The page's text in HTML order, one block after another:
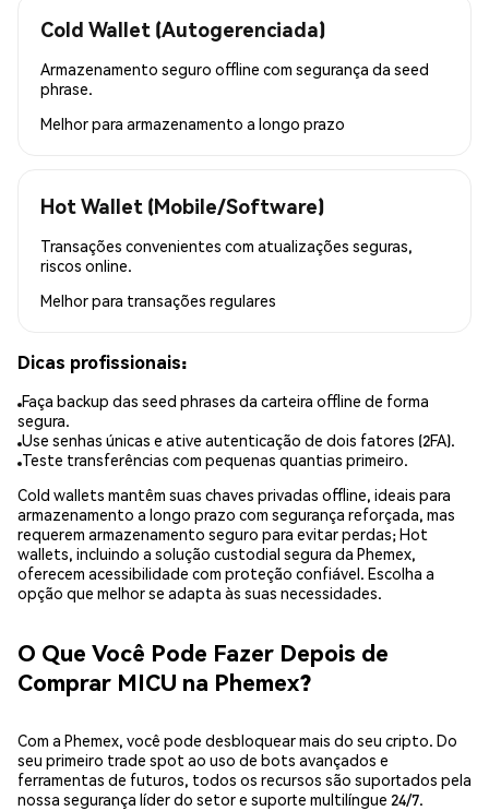
Cold Wallet (Autogerenciada)
Armazenamento seguro offline com segurança da seed
phrase.
Melhor para armazenamento a longo prazo
Hot Wallet (Mobile/Software)
Transações convenientes com atualizações seguras,
riscos online.
Melhor para transações regulares
Dicas profissionais:
Faça backup das seed phrases da carteira offline de forma
segura.
Use senhas únicas e ative autenticação de dois fatores (2FA).
Teste transferências com pequenas quantias primeiro.
Cold wallets mantêm suas chaves privadas offline, ideais para
armazenamento a longo prazo com segurança reforçada, mas
requerem armazenamento seguro para evitar perdas; Hot
wallets, incluindo a solução custodial segura da Phemex,
oferecem acessibilidade com proteção confiável. Escolha a
opção que melhor se adapta às suas necessidades.
O Que Você Pode Fazer Depois de
Comprar MICU na Phemex?
Com a Phemex, você pode desbloquear mais do seu cripto. Do
seu primeiro trade spot ao uso de bots avançados e
ferramentas de futuros, todos os recursos são suportados pela
nossa segurança líder do setor e suporte multilíngue 24/7.